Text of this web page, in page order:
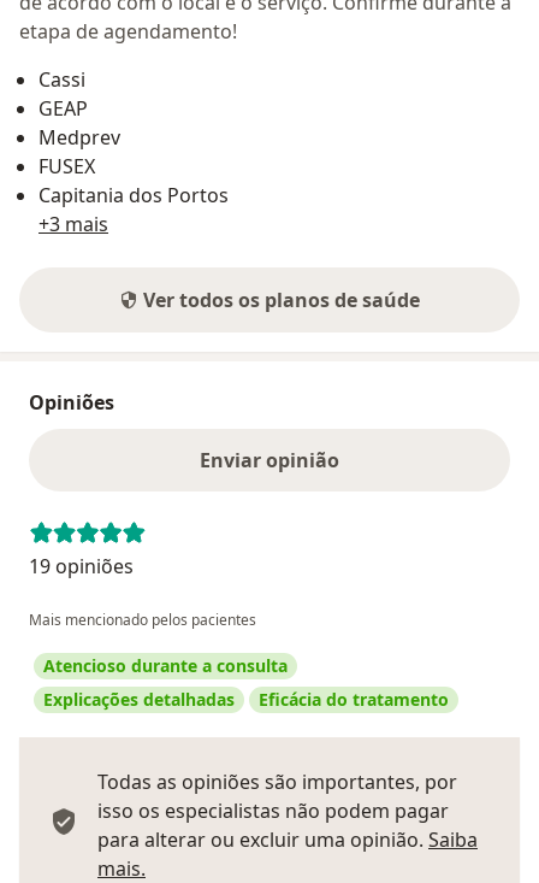
etapa de agendamento!
Cassi
GEAP
Medprev
FUSEX
Capitania dos Portos
+3 mais
Ver todos os planos de saúde
Opiniões
Enviar opinião
19 opiniões
Mais mencionado pelos pacientes
Atencioso durante a consulta
Explicações detalhadas
Eficácia do tratamento
Todas as opiniões são importantes, por
isso os especialistas não podem pagar
para alterar ou excluir uma opinião. Saiba
mais.